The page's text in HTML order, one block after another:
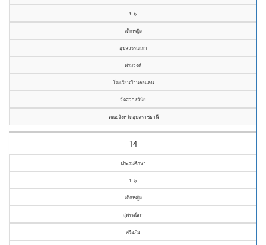
ป.๖
เด็กหญิง
อุบลวรรณณา
พรมวงศ์
โรงเรียนบ้านคอแลน
วัดสว่างวินัย
คณะจังหวัดอุบลราชธานี
14
ประถมศึกษา
ป.๖
เด็กหญิง
สุพรรณิภา
ศรีอภัย